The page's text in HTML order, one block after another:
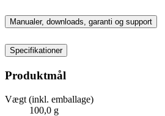
Manualer, downloads, garanti og support
Specifikationer
Produktmål
Vægt (inkl. emballage)
100,0 g